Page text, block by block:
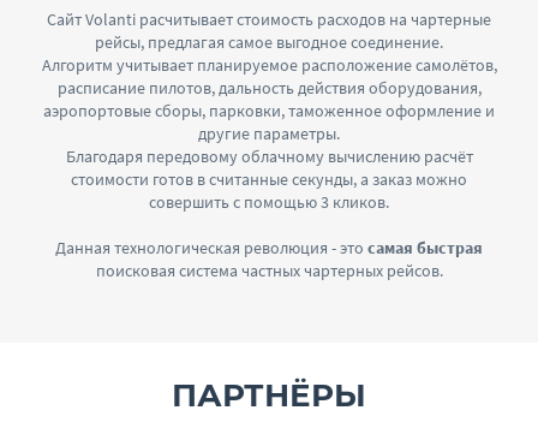
Сайт Volanti расчитывает стоимость расходов на чартерные
рейсы, предлагая самое выгодное соединение.
Алгоритм учитывает планируемое расположение самолётов,
расписание пилотов, дальность действия оборудования,
аэропортовые сборы, парковки, таможенное оформление и
другие параметры.
Благодаря передовому облачному вычислению расчёт
стоимости готов в считанные секунды, а заказ можно
совершить с помощью 3 кликов.
Данная технологическая революция - это самая быстрая
поисковая система частных чартерных рейсов.
ПАРТНЁРЫ